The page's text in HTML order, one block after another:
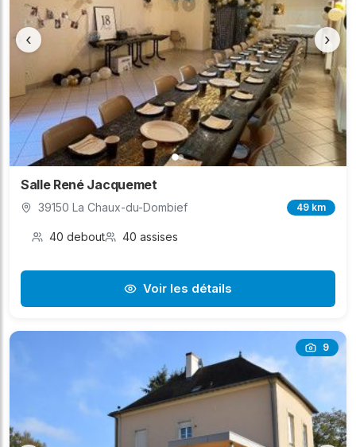
‹ ›
Salle René Jacquemet
39150 La Chaux-du-Dombief 49 km
40 debout 40 assises
Voir les détails
9